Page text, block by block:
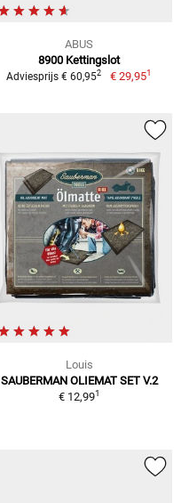
ABUS
8900 Kettingslot
Adviesprijs € 60,952 € 29,951
Louis
SAUBERMAN OLIEMAT SET V.2
€ 12,991